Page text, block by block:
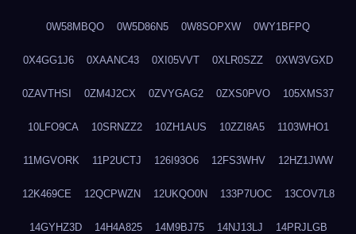
0W58MBQO 0W5D86N5 0W8SOPXW 0WY1BFPQ
0X4GG1J6 0XAANC43 0XI05VVT 0XLR0SZZ 0XW3VGXD
0ZAVTHSI 0ZM4J2CX 0ZVYGAG2 0ZXS0PVO 105XMS37
10LFO9CA 10SRNZZ2 10ZH1AUS 10ZZI8A5 1103WHO1
11MGVORK 11P2UCTJ 126I93O6 12FS3WHV 12HZ1JWW
12K469CE 12QCPWZN 12UKQO0N 133P7UOC 13COV7L8
14GYHZ3D 14H4A825 14M9BJ75 14NJ13LJ 14PRJLGB